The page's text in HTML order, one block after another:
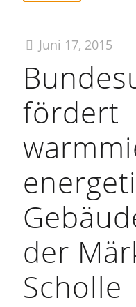
Juni 17, 2015
fördert
der
Scholle